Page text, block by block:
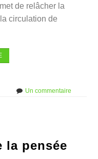
de relâcher la
circulation de
Un commentairesur
la pensée